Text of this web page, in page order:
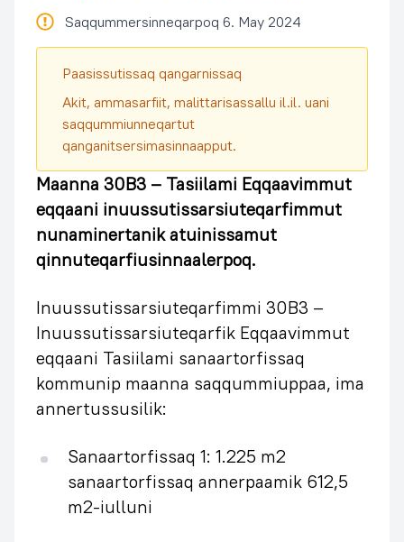
Saqqummersinneqarpoq 6. May 2024
Paasissutissaq qangarnissaq
Akit, ammasarfiit, malittarisassallu il.il. uani
saqqummiunneqartut
qanganitsersimasinnaapput.
Maanna 30B3 – Tasiilami Eqqaavimmut
eqqaani inuussutissarsiuteqarfimmut
nunaminertanik atuinissamut
qinnuteqarfiusinnaalerpoq.
Inuussutissarsiuteqarfimmi 30B3 –
Inuussutissarsiuteqarfik Eqqaavimmut
eqqaani Tasiilami sanaartorfissaq
kommunip maanna saqqummiuppaa, ima
annertussusilik:
Sanaartorfissaq 1: 1.225 m2
sanaartorfissaq annerpaamik 612,5
m2-iulluni